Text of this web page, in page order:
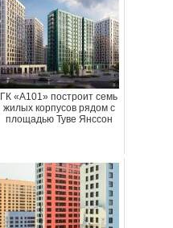
ГК «А101» построит семь
жилых корпусов рядом с
площадью Туве Янссон